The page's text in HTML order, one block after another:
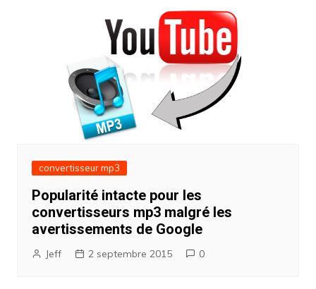
convertisseur mp3
Popularité intacte pour les
convertisseurs mp3 malgré les
avertissements de Google
Jeff 2 septembre 2015 0